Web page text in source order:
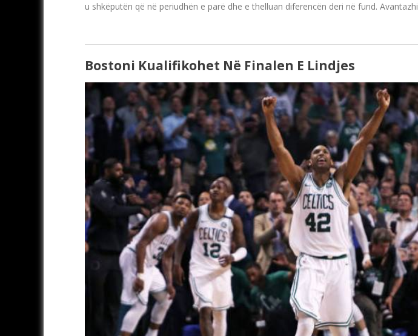
u shkëputën që në periudhën e parë dhe e thelluan diferencën deri në fund. Avantazhi
Bostoni Kualifikohet Në Finalen E Lindjes